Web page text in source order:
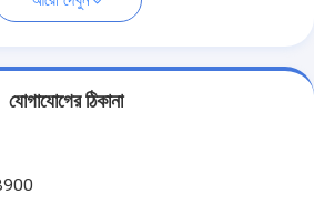
যোগাযোগের ঠিকানা